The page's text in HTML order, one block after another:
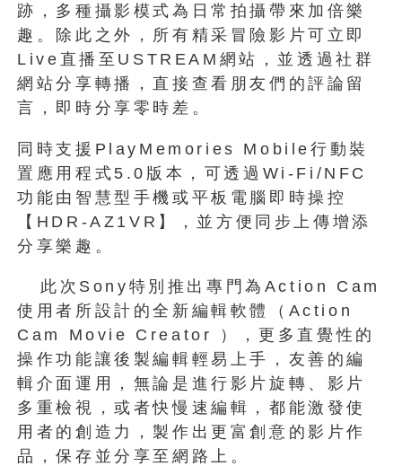
跡，多種攝影模式為日常拍攝帶來加倍樂
趣。除此之外，所有精采冒險影片可立即
Live直播至USTREAM網站，並透過社群
網站分享轉播，直接查看朋友們的評論留
言，即時分享零時差。
同時支援PlayMemories Mobile行動裝
置應用程式5.0版本，可透過Wi-Fi/NFC
功能由智慧型手機或平板電腦即時操控
【HDR-AZ1VR】，並方便同步上傳增添
分享樂趣。
此次Sony特別推出專門為Action Cam
使用者所設計的全新編輯軟體（Action
Cam Movie Creator ），更多直覺性的
操作功能讓後製編輯輕易上手，友善的編
輯介面運用，無論是進行影片旋轉、影片
多重檢視，或者快慢速編輯，都能激發使
用者的創造力，製作出更富創意的影片作
品，保存並分享至網路上。